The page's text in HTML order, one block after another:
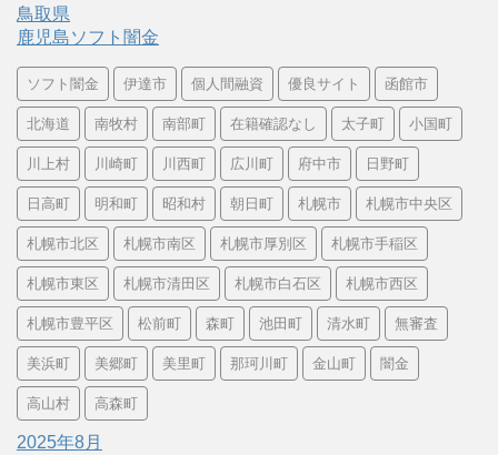
鳥取県
鹿児島ソフト闇金
ソフト闇金 伊達市 個人間融資 優良サイト 函館市
北海道 南牧村 南部町 在籍確認なし 太子町 小国町
川上村 川崎町 川西町 広川町 府中市 日野町
日高町 明和町 昭和村 朝日町 札幌市 札幌市中央区
札幌市北区 札幌市南区 札幌市厚別区 札幌市手稲区
札幌市東区 札幌市清田区 札幌市白石区 札幌市西区
札幌市豊平区 松前町 森町 池田町 清水町 無審査
美浜町 美郷町 美里町 那珂川町 金山町 闇金
高山村 高森町
2025年8月